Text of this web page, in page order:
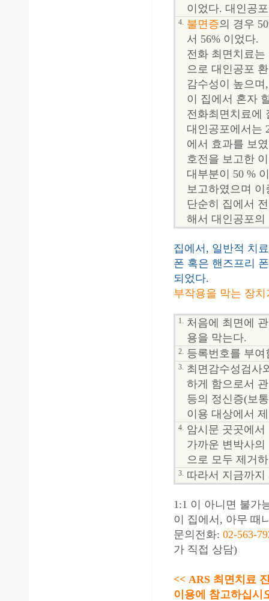
이었다. 대인공
4. 불면증의 경우
서 56% 이었다.
전화 최면치료
으로 대인공포
감수성이 높으
이 집에서 혼자
전화최면치료에
대인공포에서는
에서 효과를 보
호전을 보고한
대부분이 50 %
보고하였으며 이
단순히 집에서
해서 대인공포
집에서, 일반적 치
폰 혹은 핸즈프리
되었다.
부작용을 막는 장
1. 처음에 최면에
용을 막는다.
2. 등록번호를 부
3. 최면감수성검사
하게 함으로서
등의 정신증(보
이용 대상에서
4. 암시문 곳곳에
가까운 변박사
으로 모두 제거
3. 따라서 지금까
1:1 이 아니면 불가
이 집에서, 아무 때
문의전화: 02-563-
가 직접 상담)
<< ARS 최면치료
이용에 참고하십시